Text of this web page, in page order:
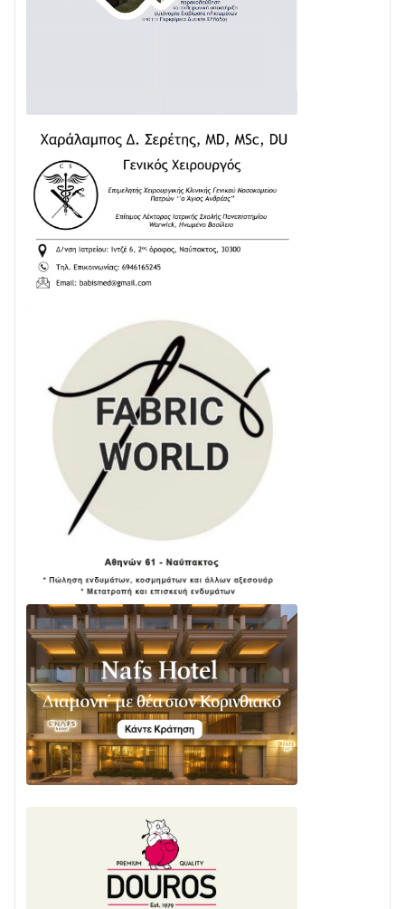
Δωρίδα για Όλους: «Καμία εκχώρηση των νερών
24/07 • 11:31
ΕΚΤΑΚΤΟ – ΝΑΥΠΑΚΤΙΑ: ΣΥΝΑΓΕΡΜΟΣ ΣΤΗΝ
ΠΥΡΟΣΒΕΣΤΙΚΗ ΓΙΑ ΦΩΤΙΑ ΣΤΟΝ ΑΓΙΟ ΗΛΙΑ ΠΡΙΝ ΤΗ
ΓΡΑΝΙΤΣΑ
24/07 • 11:03